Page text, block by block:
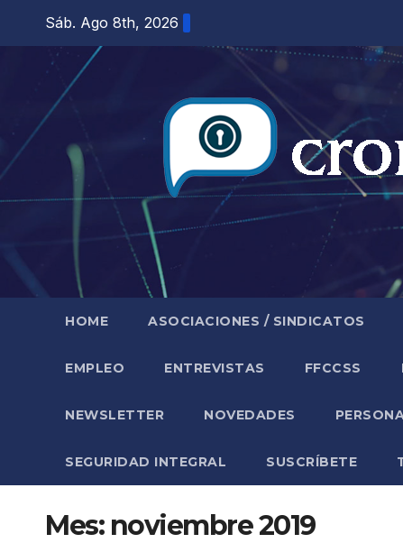
contenido
Sáb. Ago 8th, 2026
HOME ASOCIACIONES / SINDICATOS
EMPLEO ENTREVISTAS FFCCSS
NEWSLETTER NOVEDADES
SEGURIDAD INTEGRAL SUSCRÍBETE
Mes: noviembre 2019